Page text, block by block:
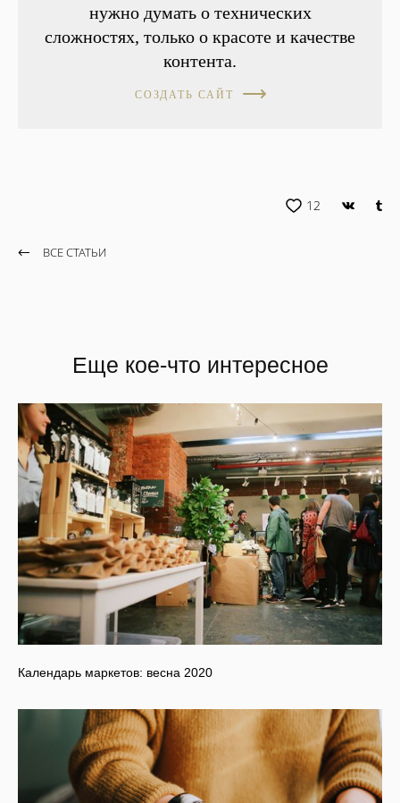
нужно думать о технических
сложностях, только о красоте и качестве
контента.
СОЗДАТЬ САЙТ
12
ВСЕ СТАТЬИ
Еще кое-что интересное
Календарь маркетов: весна 2020